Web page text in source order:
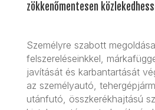
zökkenőmentesen
Személyre szabott
felszereléseinkkel,
javítását és karbantartását
az személyautó,
utánfutó, összkerékhajtású